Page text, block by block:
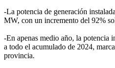
-La potencia de generación
MW, con un incremento del 92%
-En apenas medio año, la potencia
a todo el acumulado de 2024,
provincia.